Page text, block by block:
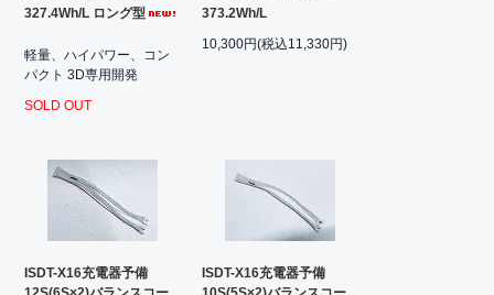
327.4Wh/L ロング型
軽量、ハイパワー、コン
パクト 3D専用開発
SOLD OUT
373.2Wh/L
10,300円(税込11,330円)
ISDT-X16充電器予備
ISDT-X16充電器予備